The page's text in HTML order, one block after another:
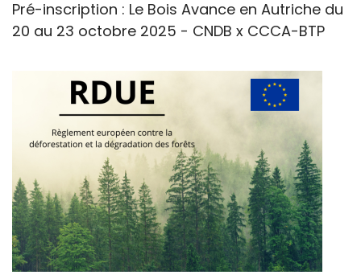
Pré-inscription : Le Bois Avance en Autriche du
20 au 23 octobre 2025 - CNDB x CCCA-BTP